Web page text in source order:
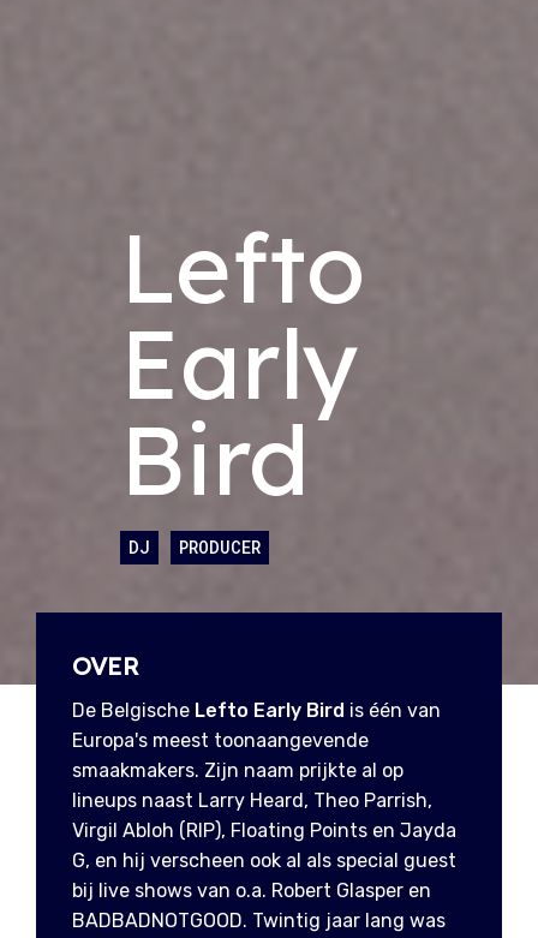
Lefto
Early
Bird
DJ PRODUCER
OVER
De Belgische Lefto Early Bird is één van
Europa's meest toonaangevende
smaakmakers. Zijn naam prijkte al op
lineups naast Larry Heard, Theo Parrish,
Virgil Abloh (RIP), Floating Points en Jayda
G, en hij verscheen ook al als special guest
bij live shows van o.a. Robert Glasper en
BADBADNOTGOOD. Twintig jaar lang was